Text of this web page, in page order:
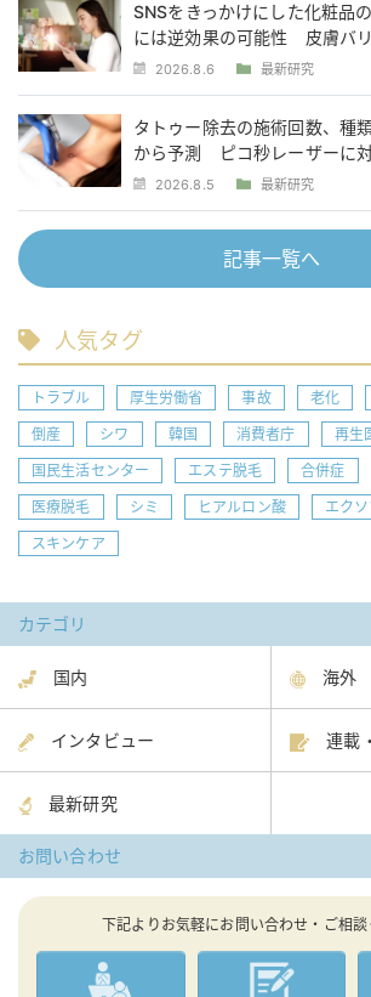
SNSをきっかけにした化粧品
には逆効果の可能性 皮膚バ
2026.8.6 最新研究
タトゥー除去の施術回数、種
から予測 ピコ秒レーザーに
2026.8.5 最新研究
記事一覧へ
人気タグ
トラブル 厚生労働省 事故 老化
倒産
シワ 韓国 消費者庁
再生
国民生活センター
エステ脱毛 合併症
医療脱毛
シミ ヒアルロン酸
エク
スキンケア
カテゴリ
国内 海外
インタビュー 連載
最新研究
お問い合わせ
下記よりお気軽にお問い合わせ・ご相談